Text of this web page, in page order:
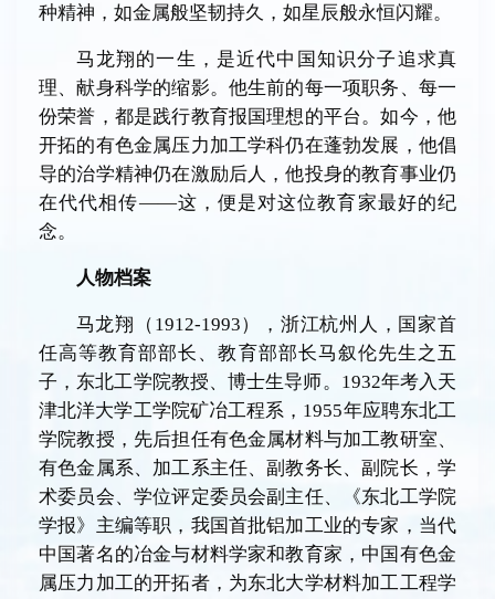
种精神，如金属般坚韧持久，如星辰般永恒闪耀。
马龙翔的一生，是近代中国知识分子追求真
理、献身科学的缩影。他生前的每一项职务、每一
份荣誉，都是践行教育报国理想的平台。如今，他
开拓的有色金属压力加工学科仍在蓬勃发展，他倡
导的治学精神仍在激励后人，他投身的教育事业仍
在代代相传——这，便是对这位教育家最好的纪
念。
人物档案
马龙翔（1912-1993），浙江杭州人， 国家首
任高等教育部部长、教育部部长马叙伦先生之五
子， 东北工学院教授、博士生导师。1932年考入天
津北洋大学工学院矿冶工程系，1955年应聘东北工
学院教授，先后担任有色金属材料与加工教研室、
有色金属系、加工系主任、副教务长、副院长，学
术委员会、学位评定委员会副主任、《东北工学院
学报》主编等职，我国首批铝加工业的专家，当代
中国著名的冶金与材料学家和教育家，中国有色金
属压力加工的开拓者，为东北大学材料加工工程学